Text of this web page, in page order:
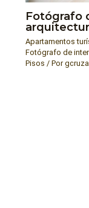
Fotógrafo
Apartamentos
Fotógrafo de
Pisos / Por